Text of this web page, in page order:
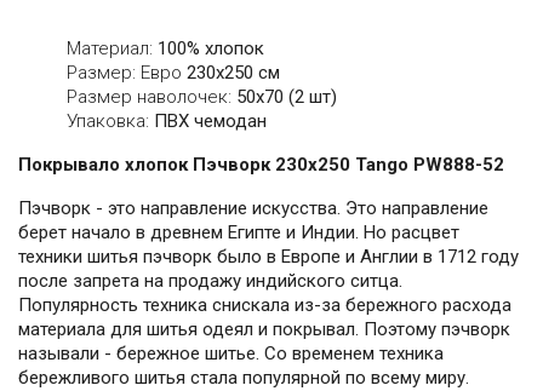
Материал: 100% хлопок
Размер: Евро 230х250 см
Размер наволочек: 50x70 (2 шт)
Упаковка: ПВХ чемодан
Покрывало хлопок Пэчворк 230х250 Tango PW888-52
Пэчворк - это направление искусства. Это направление
берет начало в древнем Египте и Индии. Но расцвет
техники шитья пэчворк было в Европе и Англии в 1712 году
после запрета на продажу индийского ситца.
Популярность техника снискала из-за бережного расхода
материала для шитья одеял и покрывал. Поэтому пэчворк
называли - бережное шитье. Со временем техника
бережливого шитья стала популярной по всему миру.